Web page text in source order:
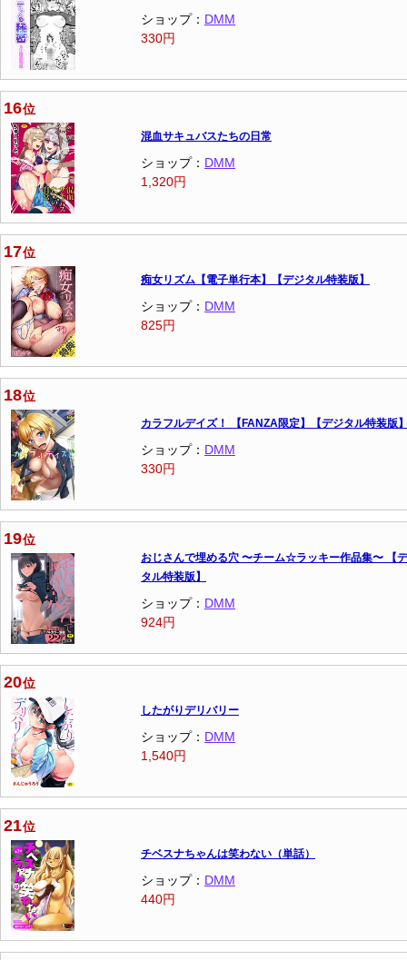
ショップ： DMM
330円
16位
混血サキュバスたちの日常
ショップ： DMM
1,320円
17位
痴女リズム【電子単行本】【デジタル特装版】
ショップ： DMM
825円
18位
カラフルデイズ！ 【FANZA限定】【デジタル特装版
ショップ： DMM
330円
19位
おじさんで埋める穴 〜チーム☆ラッキー作品集〜 【
タル特装版】
ショップ： DMM
924円
20位
したがりデリバリー
ショップ： DMM
1,540円
21位
チベスナちゃんは笑わない（単話）
ショップ： DMM
440円